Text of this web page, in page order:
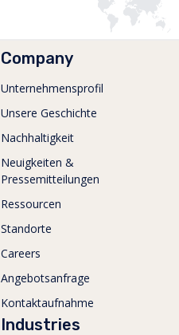
Company
Unternehmensprofil
Unsere Geschichte
Nachhaltigkeit
Neuigkeiten &
Pressemitteilungen
Ressourcen
Standorte
Careers
Angebotsanfrage
Kontaktaufnahme
Industries